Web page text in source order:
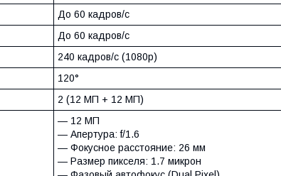
До 60 кадров/c
До 60 кадров/c
240 кадров/c (1080p)
120°
2 (12 МП + 12 МП)
— 12 МП
— Апертура: f/1.6
— Фокусное расстояние: 26 мм
— Размер пикселя: 1.7 микрон